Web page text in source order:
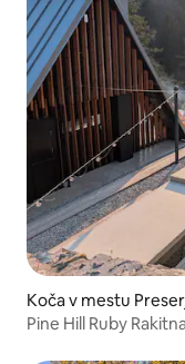
Koča v mestu
Pine Hill Ruby